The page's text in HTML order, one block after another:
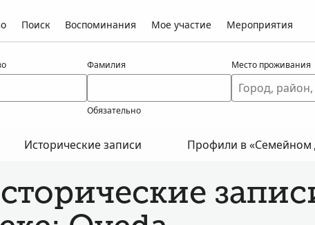
Поиск Воспоминания Мое участие Мероприятия
Фамилия
Обязательно
Место проживания
Исторические записи Профили в «Семейном